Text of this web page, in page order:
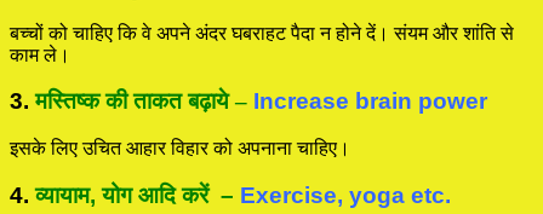
बच्चों को चाहिए कि वे अपने अंदर घबराहट पैदा न होने दें। संयम और शांति से
काम ले।
3.मस्तिष्क की ताकत बढ़ाये– Increase brain power
इसके लिए उचित आहार विहार को अपनाना चाहिए।
4.व्यायाम, योग आदि करें – Exercise, yoga etc.